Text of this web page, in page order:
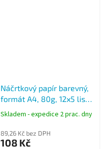
Náčrtkový papír barevný,
formát A4, 80g, 12x5 listů,
mix barev
Skladem - expedice 2 prac. dny
89,26 Kč bez DPH
108 Kč